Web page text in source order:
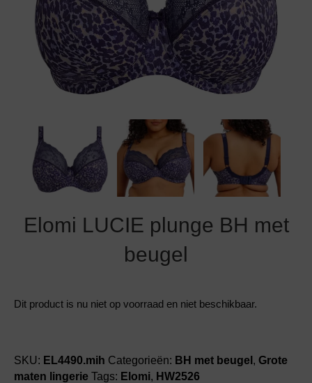
Elomi LUCIE plunge BH met
beugel
Dit product is nu niet op voorraad en niet beschikbaar.
SKU: EL4490.mih Categorieën: BH met beugel , Grote
maten lingerie Tags: Elomi, HW2526
BH Zonder
Sport BH
Short
Grote maten lingerie
Bestsellers
Bruidslingerie
Strandkleding
Grote maten badmode
Badmode met glitter
Zwarte badmode
Slipdress
Algemene voorwaarden